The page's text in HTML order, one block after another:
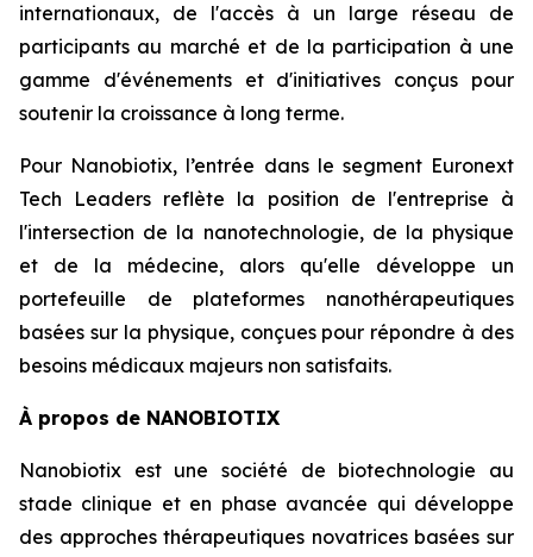
internationaux, de l'accès à un large réseau de
participants au marché et de la participation à une
gamme d'événements et d'initiatives conçus pour
soutenir la croissance à long terme.
Pour Nanobiotix, l’entrée dans le segment Euronext
Tech Leaders reflète la position de l'entreprise à
l'intersection de la nanotechnologie, de la physique
et de la médecine, alors qu'elle développe un
portefeuille de plateformes nanothérapeutiques
basées sur la physique, conçues pour répondre à des
besoins médicaux majeurs non satisfaits.
À propos de NANOBIOTIX
Nanobiotix est une société de biotechnologie au
stade clinique et en phase avancée qui développe
des approches thérapeutiques novatrices basées sur